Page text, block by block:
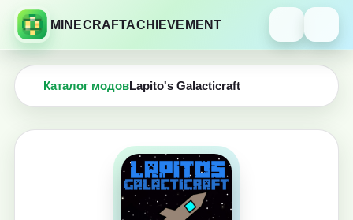
MINECRAFTACHIEVEMENT
Каталог модовLapito's Galacticraft